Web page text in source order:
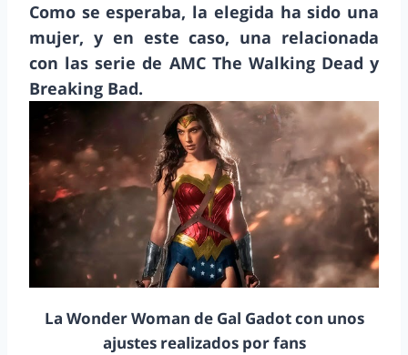
Como se esperaba, la elegida ha sido una
mujer, y en este caso, una relacionada
con las serie de AMC The Walking Dead y
Breaking Bad.
La Wonder Woman de Gal Gadot con unos
ajustes realizados por fans